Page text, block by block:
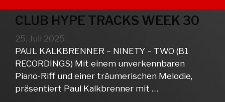
CLUB HYPE TRACKS WEEK 30
25. Juli 2025
PAUL KALKBRENNER – NINETY – TWO (B1
RECORDINGS) Mit einem unverkennbaren
Piano-Riff und einer träumerischen Melodie,
präsentiert Paul Kalkbrenner mit …